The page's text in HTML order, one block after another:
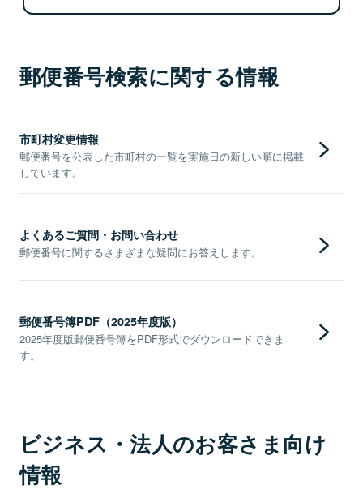
郵便番号検索に関する情報
市町村変更情報
郵便番号を公表した市町村の一覧を実施日の新しい順に掲載
しています。
よくあるご質問・お問い合わせ
郵便番号に関するさまざまな疑問にお答えします。
郵便番号簿PDF（2025年度版）
2025年度版郵便番号簿をPDF形式でダウンロードできま
す。
ビジネス・法人のお客さま向け
情報